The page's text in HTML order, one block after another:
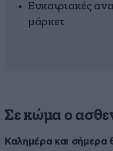
Ευκαιριακές
μάρκετ
Σε κώμα ο
Καλημέρα και σήμερα